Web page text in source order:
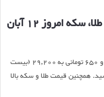
تحلیل نرخ ارز، دلار، یورو، طلا، سکه امروز 12 آبان
قیمت دلار امروز در بازار با رشد هزار و 650 تومانی به 29,200 (بیست
همچنین قیمت طلا و سکه بالا